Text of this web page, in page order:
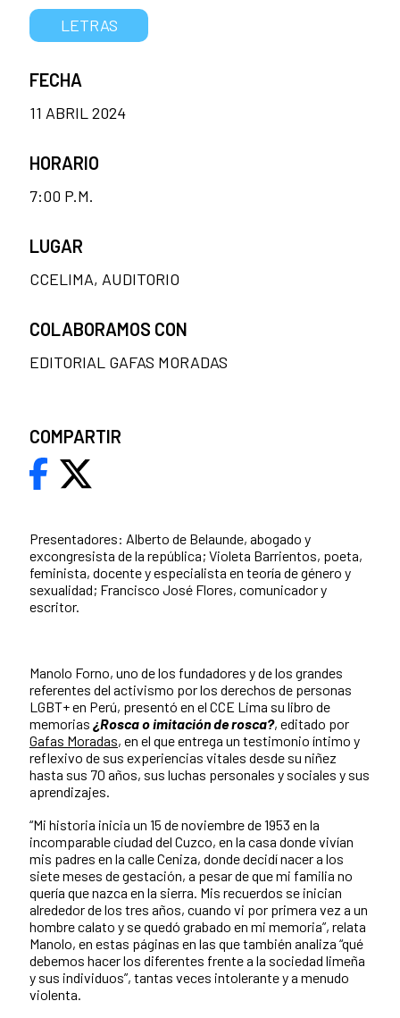
Presentadores: Alberto de Belaunde, abogado y
excongresista de la república; Violeta Barrientos, poeta,
feminista, docente y especialista en teoría de género y
sexualidad; Francisco José Flores, comunicador y
escritor.
Manolo Forno, uno de los fundadores y de los grandes
referentes del activismo por los derechos de personas
LGBT+ en Perú, presentó en el CCE Lima su libro de
memorias ¿Rosca o imitación de rosca?, editado por
Gafas Moradas, en el que entrega un testimonio íntimo y
reflexivo de sus experiencias vitales desde su niñez
hasta sus 70 años, sus luchas personales y sociales y sus
aprendizajes.
“Mi historia inicia un 15 de noviembre de 1953 en la
incomparable ciudad del Cuzco, en la casa donde vivían
mis padres en la calle Ceniza, donde decidí nacer a los
siete meses de gestación, a pesar de que mi familia no
quería que nazca en la sierra. Mis recuerdos se inician
alrededor de los tres años, cuando vi por primera vez a un
hombre calato y se quedó grabado en mi memoria”, relata
Manolo, en estas páginas en las que también analiza “qué
debemos hacer los diferentes frente a la sociedad limeña
y sus individuos”, tantas veces intolerante y a menudo
violenta.
LETRAS
FECHA
11 ABRIL 2024
HORARIO
7:00 P.M.
LUGAR
CCELIMA, AUDITORIO
COLABORAMOS CON
EDITORIAL GAFAS MORADAS
COMPARTIR